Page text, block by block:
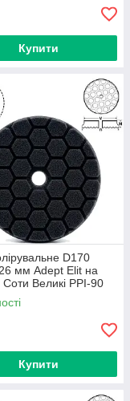
Купити
D170
мм Adept Elit на
Соти Великі PPI-90
Купити